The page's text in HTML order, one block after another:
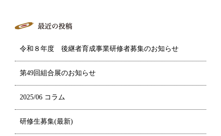
令和８年度 後継者育成事業研修者募集のお知らせ
第49回組合展のお知らせ
2025/06 コラム
研修生募集(最新)